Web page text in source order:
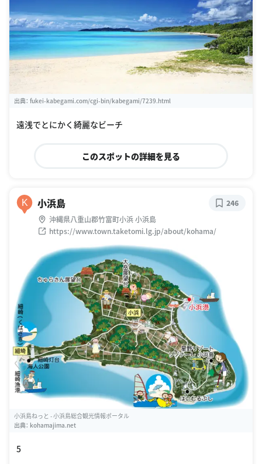
出典： fukei-kabegami.com/cgi-bin/kabegami/7239.html
遠浅でとにかく綺麗なビーチ
このスポットの詳細を見る
K 小浜島
沖縄県八重山郡竹富町小浜 小浜島
https://www.town.taketomi.lg.jp/about/kohama/
246
小浜島ねっと - 小浜島総合観光情報ポータル
出典： kohamajima.net
5